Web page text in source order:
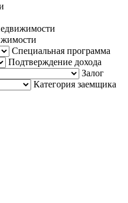
Специальная программа
Подтверждение дохода
Залог
Категория заемщика